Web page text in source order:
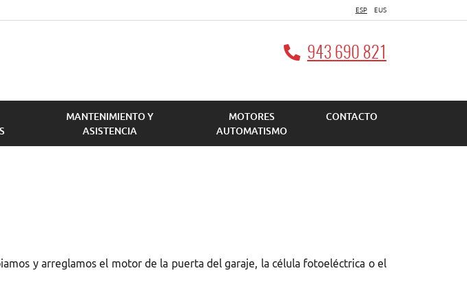
ESP EUS
943 690 821
MANTENIMIENTO Y
ASISTENCIA
MOTORES
AUTOMATISMO
CONTACTO
y arreglamos el motor de la puerta del garaje, la célula fotoeléctrica o el